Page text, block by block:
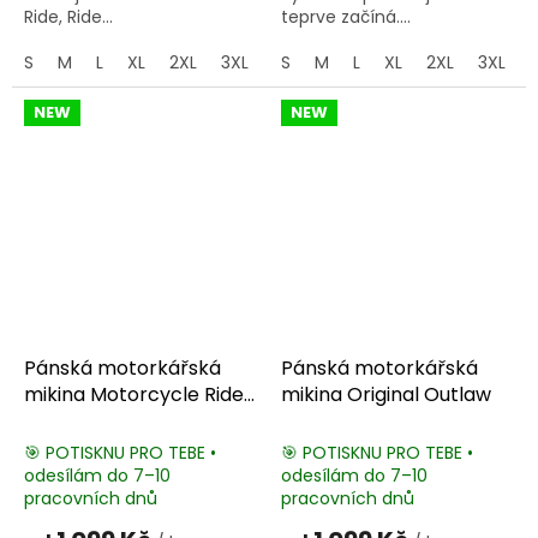
Ride, Ride...
S
M L XL 2XL 3XL 4XL 5XL
teprve začíná....
S
M L XL 2XL 3XL
NEW
Pánská motorkářská
mikina Motorcycle Rider
🎯 POTISKNU PRO TEBE •
odesílám do 7–10
pracovních dnů
NEW
Pánská motorkářská
mikina Original Outlaw
🎯 POTISKNU PRO TEBE •
odesílám do 7–10
pracovních dnů